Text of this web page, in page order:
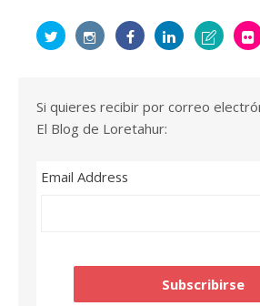
Si quieres recibir por correo
El Blog de Loretahur:
Email Address